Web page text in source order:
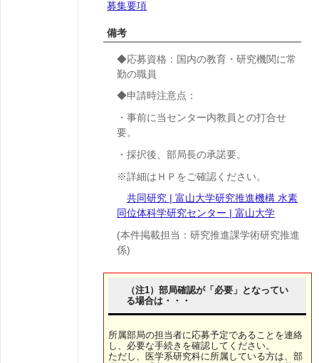
募集要項
備考
◆応募資格：国内の教育・研究機関に常
勤の職員
◆申請時注意点：
・事前に当センター内教員との打合せ
要。
・採択後、部局長の承諾要。
※詳細はＨＰをご確認ください。
共同研究 | 富山大学研究推進機構 水素
同位体科学研究センター | 富山大学
(本件掲載担当：研究推進課学術研究推進
係)
（注1）部局確認が「必要」となってい
る場合は・・・
所属部局の担当者に応募予定であることを連絡
し、必要な手続きを確認してください。
ただし、医学系研究科に所属している方は、部